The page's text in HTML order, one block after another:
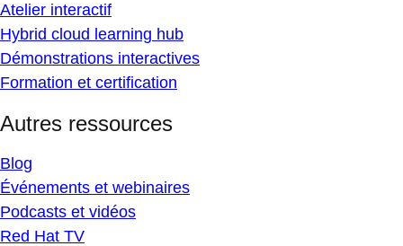
Atelier interactif
Hybrid cloud learning hub
Démonstrations interactives
Formation et certification
Autres ressources
Blog
Événements et webinaires
Podcasts et vidéos
Red Hat TV